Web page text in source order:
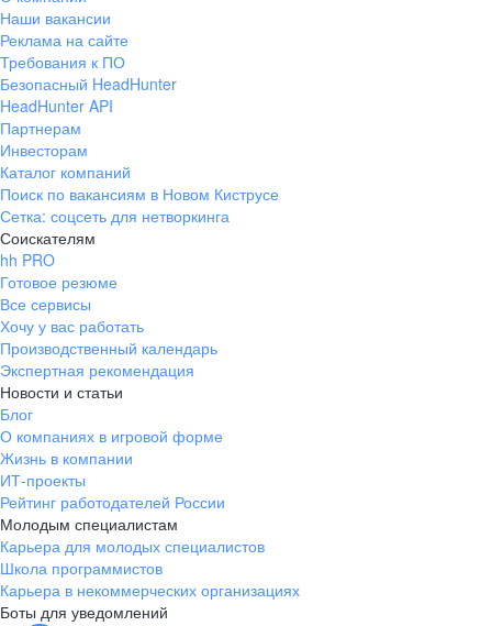
Наши вакансии
Реклама на сайте
Требования к ПО
Безопасный HeadHunter
HeadHunter API
Партнерам
Инвесторам
Каталог компаний
Поиск по вакансиям в Новом Киструсе
Сетка: соцсеть для нетворкинга
Соискателям
hh PRO
Готовое резюме
Все сервисы
Хочу у вас работать
Производственный календарь
Экспертная рекомендация
Новости и статьи
Блог
О компаниях в игровой форме
Жизнь в компании
ИТ-проекты
Рейтинг работодателей России
Молодым специалистам
Карьера для молодых специалистов
Школа программистов
Карьера в некоммерческих организациях
Боты для уведомлений